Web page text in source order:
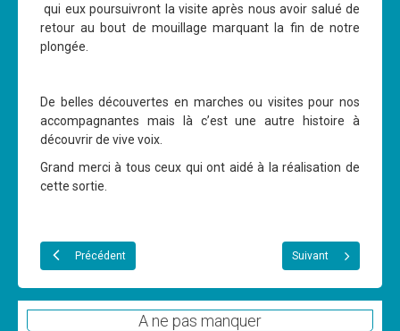
qui eux poursuivront la visite après nous avoir salué de
retour au bout de mouillage marquant la fin de notre
plongée.
De belles découvertes en marches ou visites pour nos
accompagnantes mais là c’est une autre histoire à
découvrir de vive voix.
Grand merci à tous ceux qui ont aidé à la réalisation de
cette sortie.
Précédent Suivant
A ne pas manquer